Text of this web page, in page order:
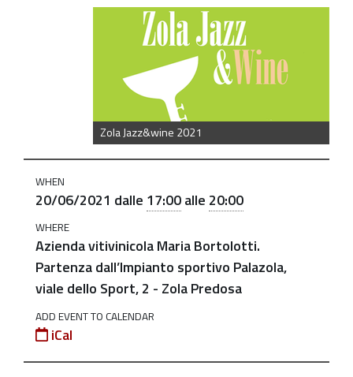
Zola Jazz&wine 2021
https://old.comune.zolapredosa.bo.it/events/zola-
the-
soultes-
carlo-
maver-
stefano-
de-
bonis-
salvatore-
lauriola-
andrea-
WHEN
20/06/2021 dalle 17:00alle 20:00
WHERE
Azienda vitivinicola Maria Bortolotti.
Partenza dall’Impianto sportivo Palazola,
viale dello Sport, 2 - Zola Predosa
ADD EVENT TO CALENDAR
iCal